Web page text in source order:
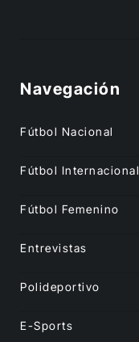
Navegación
Fútbol Nacional
Fútbol Internacional
Fútbol Femenino
Entrevistas
Polideportivo
E-Sports